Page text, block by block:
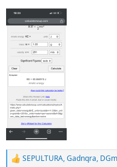
R
SEPULTURA,Gadnqra,